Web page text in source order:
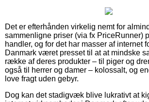
Det er efterhånden virkelig nemt for
sammenligne priser (via fx PriceRunner)
handler, og for det har masser af internet
Danmark været presset til at at mindske
række af deres produkter – til piger og
også til herrer og damer – kolossalt, og
love fragt uden gebyr.
Dog kan det stadigvæk blive lukrativt at